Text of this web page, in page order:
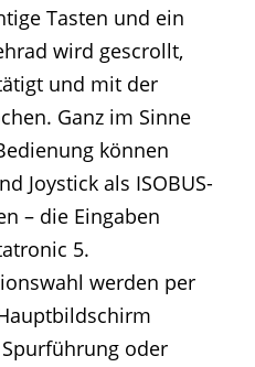
Tasten und ein
wird gescrollt,
und mit der
Ganz im Sinne
können
Joystick als ISOBUS-
– die Eingaben
5.
werden per
oder